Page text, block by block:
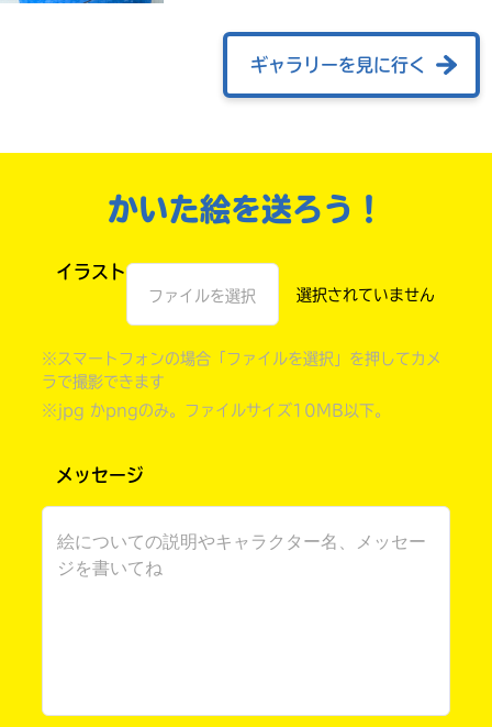
ギャラリーを見に行く
かいた絵を送ろう！
イラスト
ファイルを選択
※スマートフォンの場合「ファイルを選択」を押してカメ
ラで撮影できます
※jpg かpngのみ。ファイルサイズ10MB以下。
メッセージ